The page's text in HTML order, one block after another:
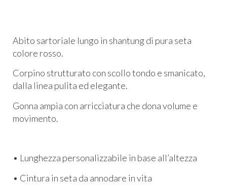
Abito sartoriale lungo in shantung di pura seta
colore rosso.
Corpino strutturato con scollo tondo e smanicato,
dalla linea pulita ed elegante.
Gonna ampia con arricciatura che dona volume e
movimento.
• Lunghezza personalizzabile in base all’altezza
• Cintura in seta da annodare in vita